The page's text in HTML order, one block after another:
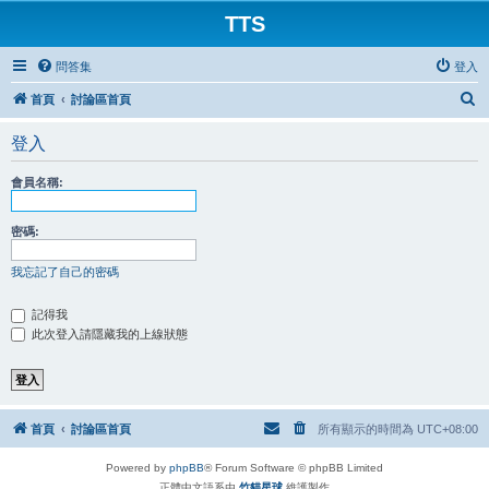
TTS
問答集 登入
首頁 討論區首頁
登入
會員名稱:
密碼:
我忘記了自己的密碼
記得我
此次登入請隱藏我的上線狀態
首頁 討論區首頁 所有顯示的時間為 UTC+08:00
Powered by phpBB® Forum Software © phpBB Limited